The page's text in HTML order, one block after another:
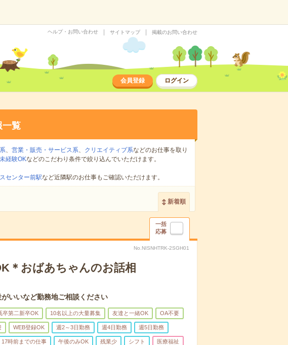
ヘルプ・お問い合わせ サイトマップ 掲載のお問い合わせ
会員登録 ログイン
一覧
、 営業・販売・サービス系、 クリエイティブ系などのお仕事を取り
経験OKなどのこだわり条件で絞り込んでいただけます。
センター前駅など近隣駅のお仕事もご確認いただけます。
新着順
一括
応募
No.NISNHTRK-2SGH01
＊おばあちゃんのお話相
いいなど勤務地ご相談ください
卒第二新卒OK 10名以上の大量募集 友達と一緒OK OA不要
WEB登録OK 週2～3日勤務 週4日勤務 週5日勤務
17時前までの仕事 午後のみOK 残業少 シフト 医療福祉